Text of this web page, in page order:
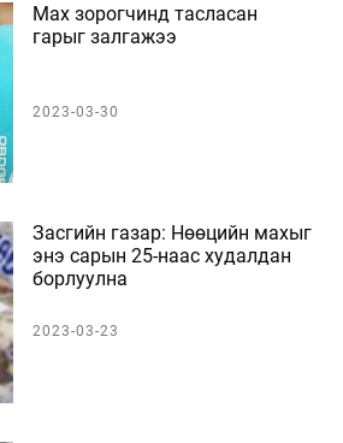
Мах зорогчинд тасласан
гарыг залгажээ
2023-03-30
Засгийн газар: Нөөцийн махыг
энэ сарын 25-наас худалдан
борлуулна
2023-03-23